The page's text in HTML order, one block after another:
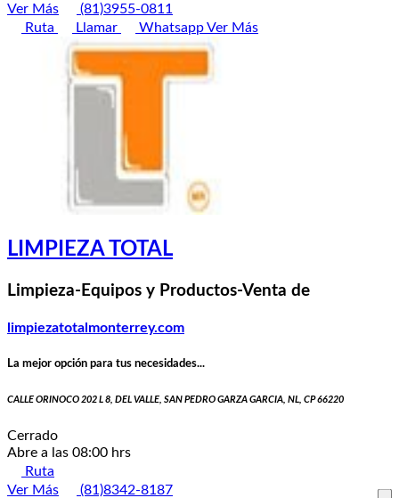
Ver Más
(81)3955-0811
Ruta
Llamar WhatsappVer Más
LIMPIEZA TOTAL
Limpieza-Equipos y Productos-Venta de
limpiezatotalmonterrey.com
La mejor opción para tus necesidades...
CALLE ORINOCO 202 L 8, DEL VALLE, SAN PEDRO GARZA GARCIA, NL, CP 66220
Cerrado
Abre a las 08:00 hrs
Ruta
Ver Más
(81)8342-8187